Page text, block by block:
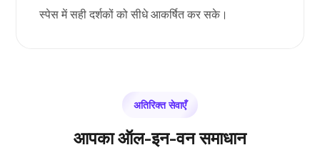
स्पेस में सही दर्शकों को सीधे आकर्षित कर सके।
अतिरिक्त सेवाएँ
आपका ऑल-इन-वन समाधान